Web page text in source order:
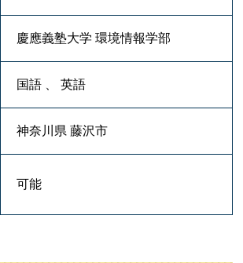
慶應義塾大学 環境情報学部
国語 、 英語
神奈川県 藤沢市
可能